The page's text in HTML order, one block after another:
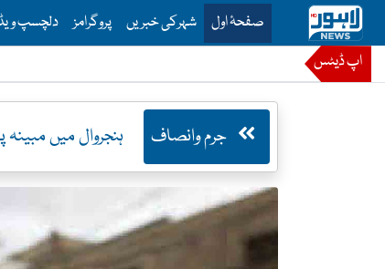
صفحۂ اولmain menu for Lahore News
شہرکی خبریں پروگرامز دلچسپ
اپ ڈیٹس
ہنجروال میں